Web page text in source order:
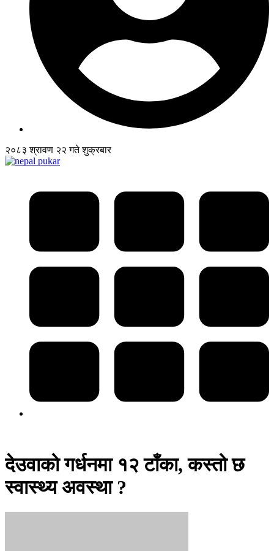
२०८३ श्रावण २२ गते शुक्रबार
देउवाको गर्धनमा १२ टाँका, कस्तो छ
स्वास्थ्य अवस्था ?